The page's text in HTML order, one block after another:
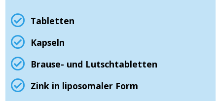
Tabletten
Kapseln
Brause- und Lutschtabletten
Zink in liposomaler Form